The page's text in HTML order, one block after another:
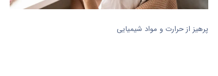
پرهیز از حرارت و مواد شیمیایی